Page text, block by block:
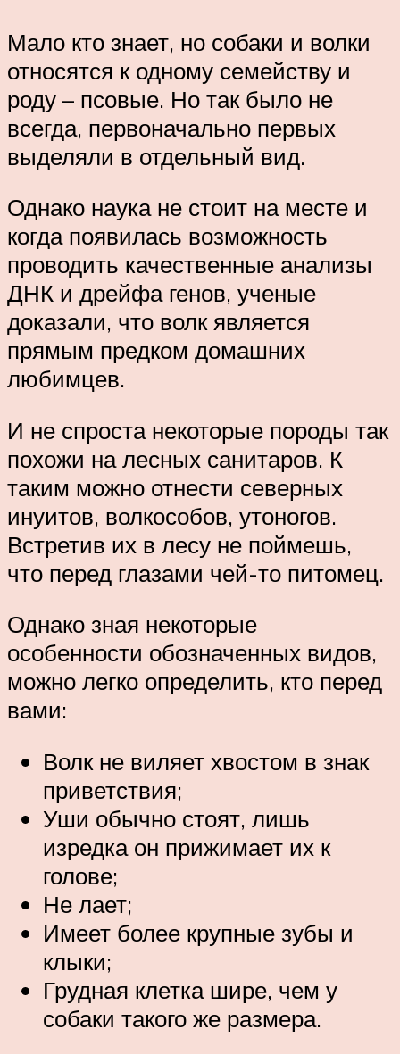
Мало кто знает, но собаки и волки
относятся к одному семейству и
роду – псовые. Но так было не
всегда, первоначально первых
выделяли в отдельный вид.
Однако наука не стоит на месте и
когда появилась возможность
проводить качественные анализы
ДНК и дрейфа генов, ученые
доказали, что волк является
прямым предком домашних
любимцев.
И не спроста некоторые породы так
похожи на лесных санитаров. К
таким можно отнести северных
инуитов, волкособов, утоногов.
Встретив их в лесу не поймешь,
что перед глазами чей-то питомец.
Однако зная некоторые
особенности обозначенных видов,
можно легко определить, кто перед
вами:
Волк не виляет хвостом в знак
приветствия;
Уши обычно стоят, лишь
изредка он прижимает их к
голове;
Не лает;
Имеет более крупные зубы и
клыки;
Грудная клетка шире, чем у
собаки такого же размера.